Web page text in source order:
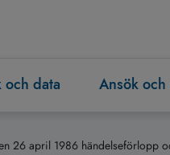
och data Ansök och
26 april 1986 händelseförlopp